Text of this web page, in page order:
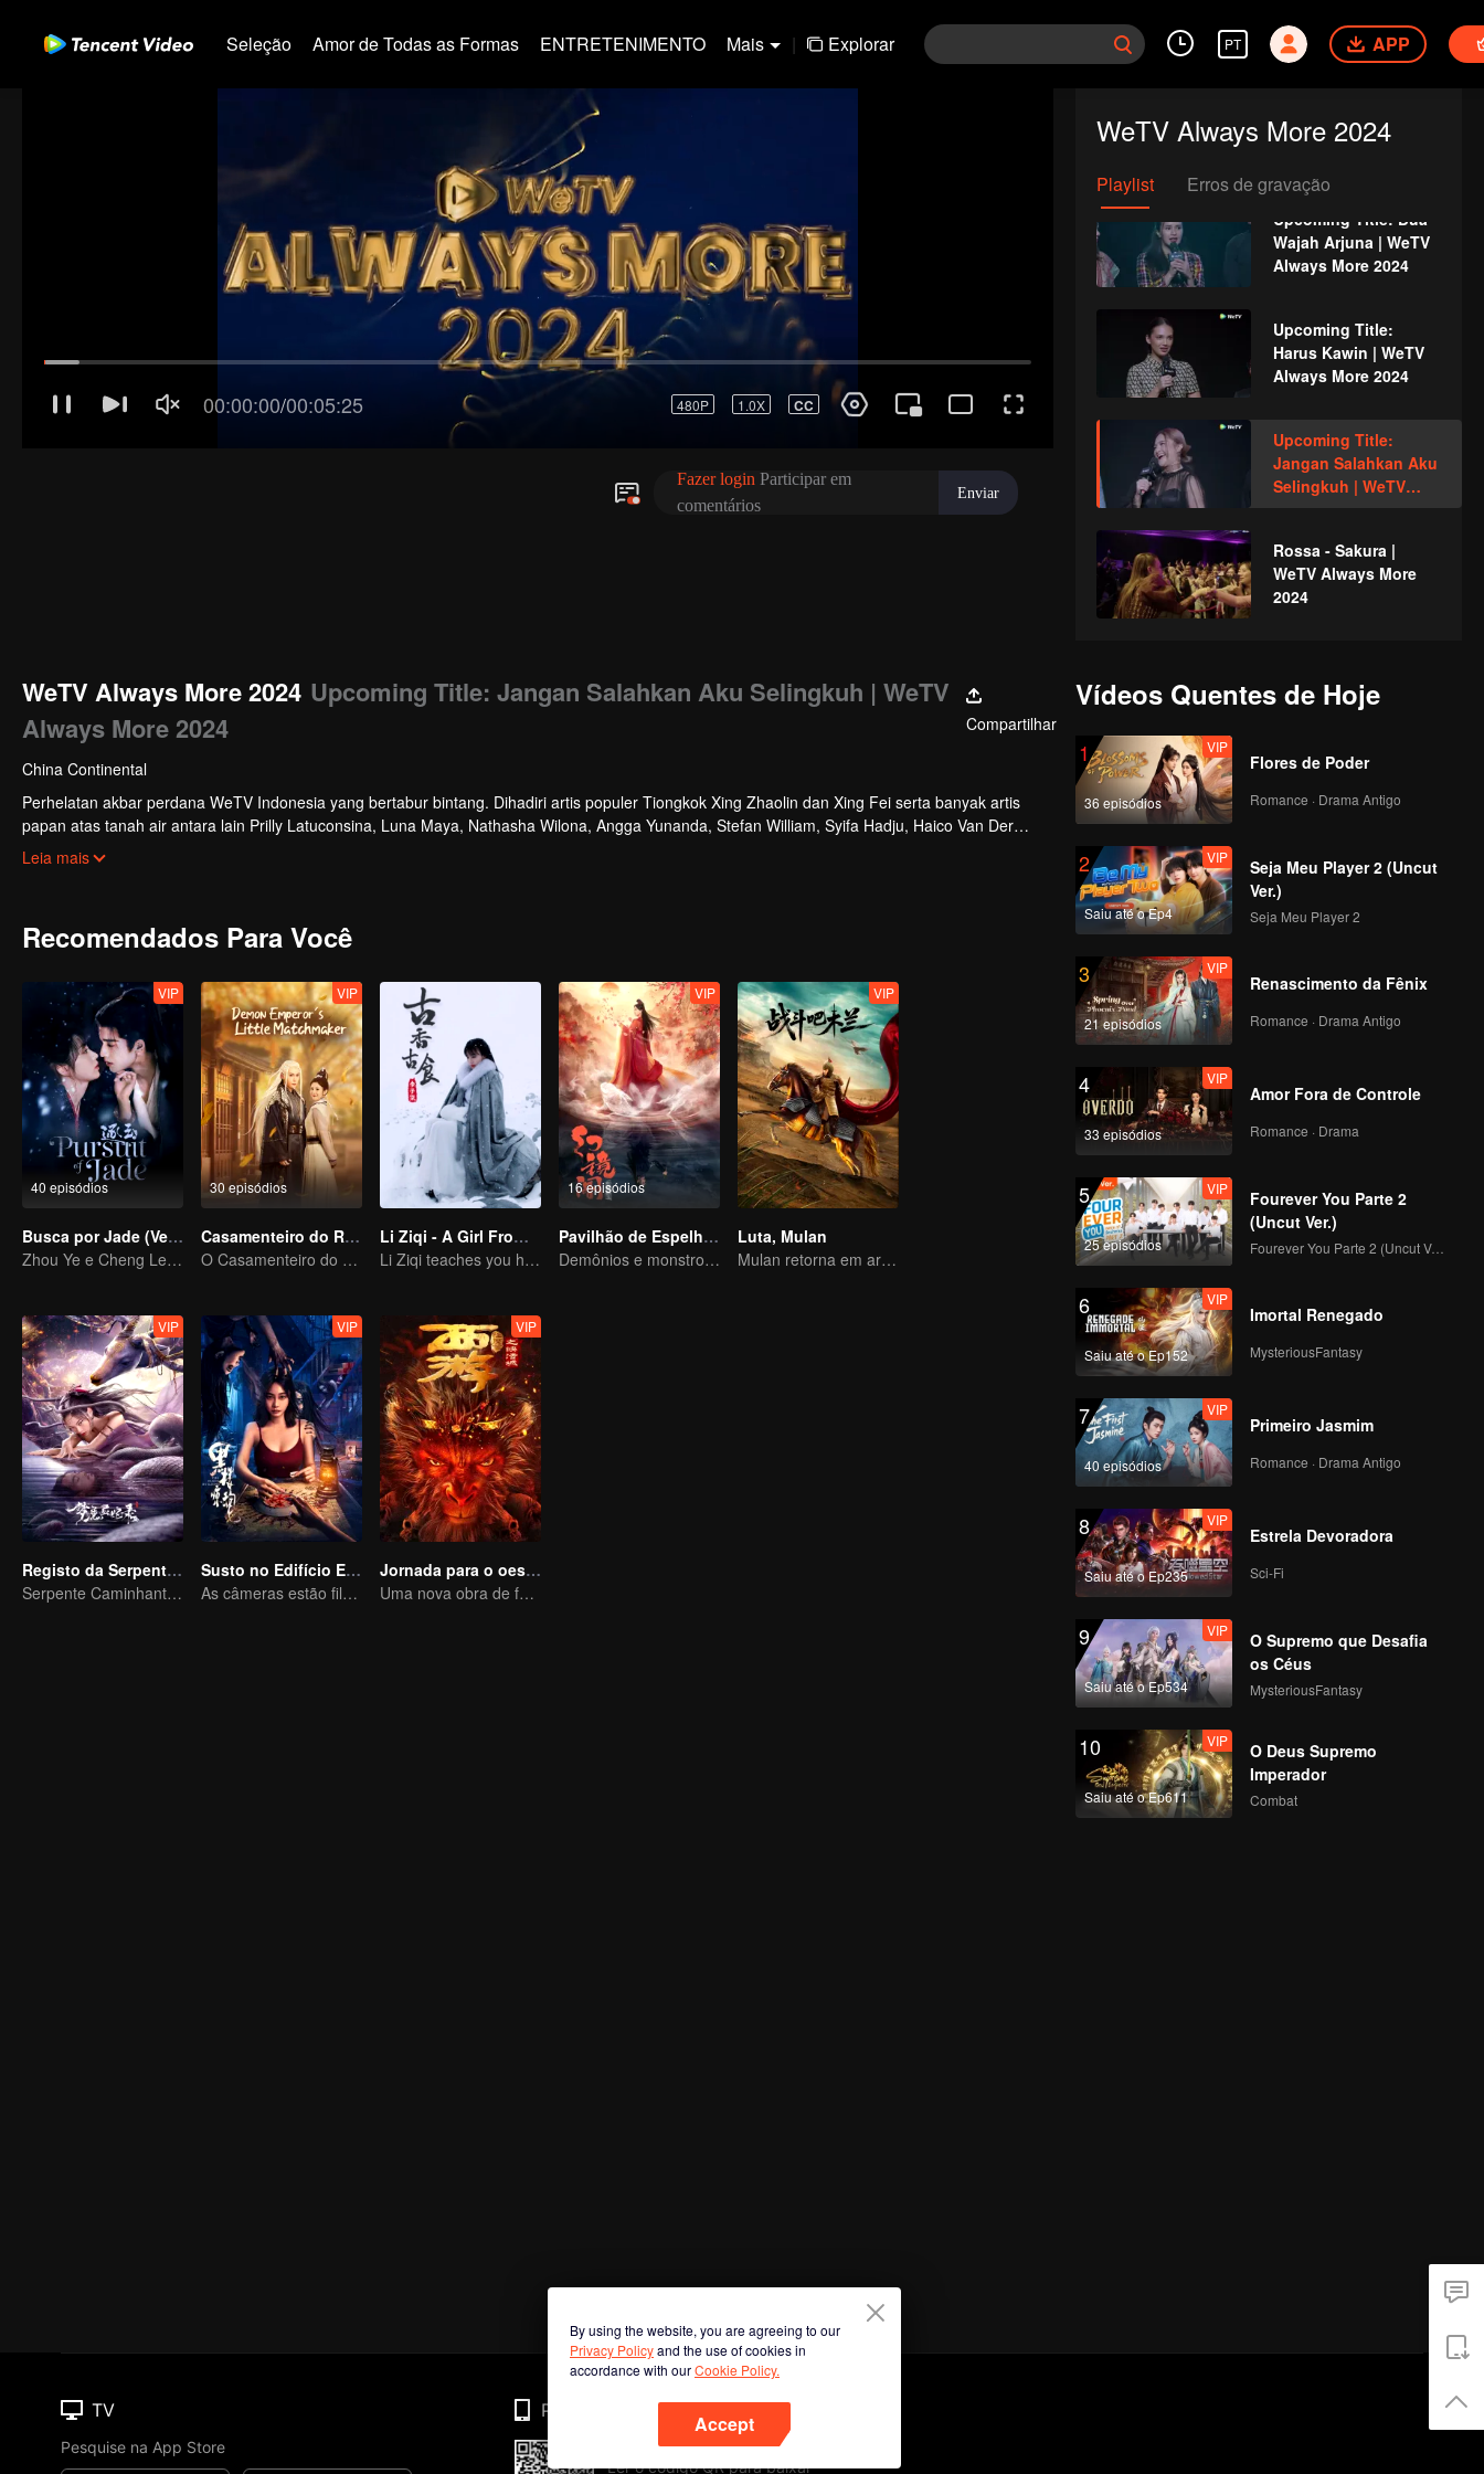
Seleção Amor de Todas as Formas ENTRETENIMENTO Mais | Explorar PT APP
WeTV Always More 2024
Playlist Erros de gravação
Api | WeTV Always
More 2024
Kawin Tangan | WeTV
Upcoming Title: Dua
Wajah Arjuna | WeTV
Always More 2024
Upcoming Title:
Harus Kawin | WeTV
Always More 2024
Upcoming Title:
Jangan Salahkan Aku
Selingkuh | WeTV
Always More 2024
Rossa - Sakura |
WeTV Always More
2024
WeTV Always More 2024 Upcoming Title: Jangan Salahkan Aku Selingkuh | WeTV
Always More 2024
Compartilhar
China Continental
Perhelatan akbar perdana WeTV Indonesia yang bertabur bintang. Dihadiri artis populer Tiongkok Xing Zhaolin dan Xing Fei serta banyak artis
papan atas tanah air antara lain Prilly Latuconsina, Luna Maya, Nathasha Wilona, Angga Yunanda, Stefan William, Syifa Hadju, Haico Van Der
Veken dan banyak lagi. Plus penampilan spesial dari Rossa. Di acara ini WeTV Indonesia juga mengumumkan WeTV Original series yang akan
Leia mais
Recomendados Para Você
40 episódios
VIP
Busca por Jade (Versão em Inglês)
Zhou Ye e Cheng Lei, os jovens generais que protegem o país
30 episódios
VIP
Casamenteiro do Rei Demônio
O Casamenteiro do Reino Encantado
Li Ziqi - A Girl From Fairyland
Li Ziqi teaches you how to cook
16 episódios
VIP
Pavilhão de Espelho de Fantasia
Demônios e monstros são ilusões
VIP
Luta, Mulan
Mulan retorna em armadura e causa destruição
VIP
Registo da Serpente Espiritual no Pesadelo
Serpente Caminhante dos Sonhos e o Passado do Imortal da Espada
VIP
Susto no Edifício Escuro
As câmeras estão filmando, mas os gritos são reais.
VIP
Jornada para o oeste: Helltown do Céu
Uma nova obra de fantasia baseada no universo de "Jornada ao Oeste" está chegando.
Vídeos Quentes de Hoje
1
36 episódios
VIP
Flores de Poder
Romance · Drama Antigo
2
Saiu até o Ep4
VIP
Seja Meu Player 2 (Uncut
Ver.)
Seja Meu Player 2
3
21 episódios
VIP
Renascimento da Fênix
Romance · Drama Antigo
4
33 episódios
VIP
Amor Fora de Controle
Romance · Drama
5
25 episódios
VIP
Fourever You Parte 2
(Uncut Ver.)
Fourever You Parte 2 (Uncut Ver.)
6
Saiu até o Ep152
VIP
Imortal Renegado
MysteriousFantasy
7
40 episódios
VIP
Primeiro Jasmim
Romance · Drama Antigo
8
Saiu até o Ep235
VIP
Estrela Devoradora
Sci-Fi
9
Saiu até o Ep534
VIP
O Supremo que Desafia
os Céus
MysteriousFantasy
10
Saiu até o Ep611
VIP
O Deus Supremo
Imperador
Combat
By using the website, you are agreeing to our
Privacy Policyand the use of cookies in
accordance with ourCookie Policy.
Accept
TV
Pesquise na App Store
Phone
Ler o código QR para baixar